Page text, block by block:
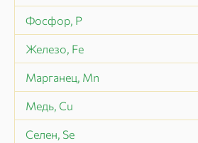
Фосфор, P
Железо, Fe
Марганец, Mn
Медь, Cu
Селен, Se